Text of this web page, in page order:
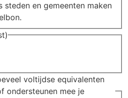
steden en gemeenten maken
voltijdse equivalenten
ondersteunen mee je